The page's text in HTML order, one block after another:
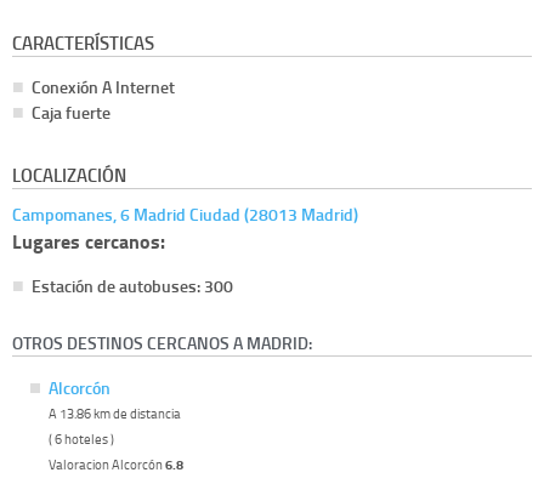
CARACTERÍSTICAS
Conexión A Internet
Caja fuerte
LOCALIZACIÓN
Campomanes, 6 Madrid Ciudad (28013 Madrid)
Lugares cercanos:
Estación de autobuses: 300
OTROS DESTINOS CERCANOS A MADRID:
Alcorcón
A 13.86 km de distancia
( 6 hoteles )
Valoracion Alcorcón6.8